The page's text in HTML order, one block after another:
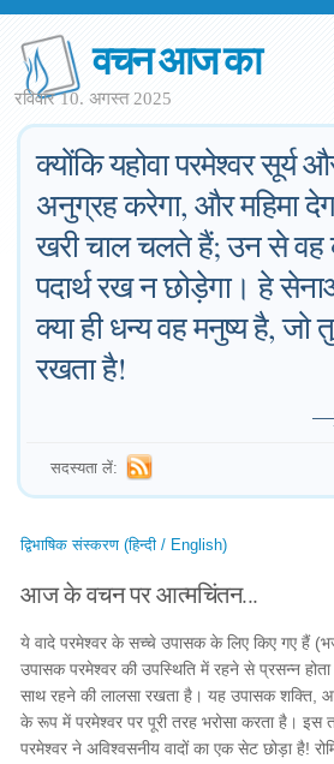
वचन आज का
रविवार 10. अगस्त 2025
क्योंकि यहोवा परमेश्वर सूर्य
अनुग्रह करेगा, और महिमा
खरी चाल चलते हैं; उन से वह
पदार्थ रख न छोड़ेगा। हे
क्या ही धन्य वह मनुष्य है, जो
रखता है!
—
सदस्यता लें:
द्विभाषिक संस्करण (हिन्दी / English)
आज के वचन पर आत्मचिंतन...
ये वादे परमेश्वर के सच्चे उपासक के लिए किए गए हैं
उपासक परमेश्वर की उपस्थिति में रहने से प्रसन्न
साथ रहने की लालसा रखता है। यह उपासक
के रूप में परमेश्वर पर पूरी तरह भरोसा करता है। इस
परमेश्वर ने अविश्वसनीय वादों का एक सेट छोड़ा है!